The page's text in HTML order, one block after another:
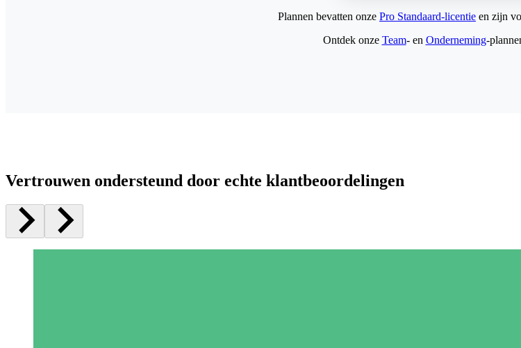
Plannen bevatten onze Pro Standaard-licentie en zijn
Ontdek onze Team- en Onderneming-
Vertrouwen ondersteund door echte klantbeoordelingen